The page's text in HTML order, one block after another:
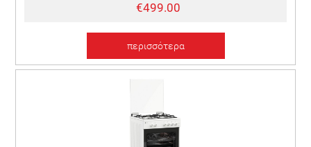
€499.00
περισσότερα